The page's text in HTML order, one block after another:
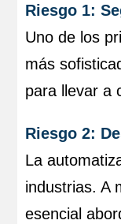
Riesgo 1:
Uno de los
más
para llevar a
Riesgo 2:
La
industrias. A
esencial